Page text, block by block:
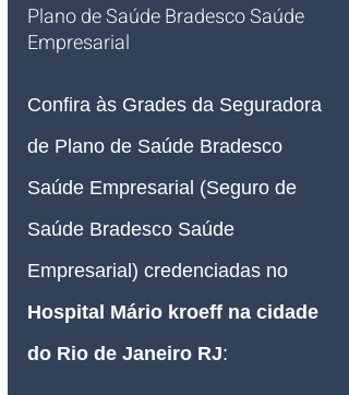
Plano de Saúde Bradesco Saúde
Empresarial
Confira às Grades da Seguradora
de Plano de Saúde Bradesco
Saúde Empresarial (Seguro de
Saúde Bradesco Saúde
Empresarial) credenciadas no
Hospital Mário kroeff na cidade
do Rio de Janeiro RJ: